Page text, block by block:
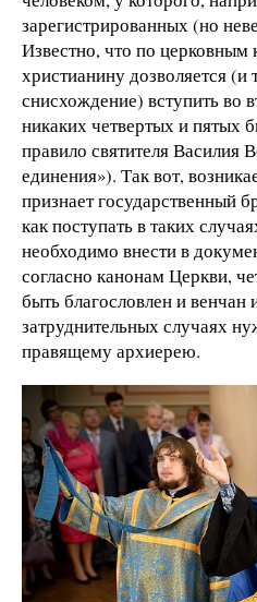
зарегистрированных (но
Известно, что по
христианину дозволяется (и
снисхождение) вступить во
никаких четвертых и пятых
правило святителя Василия
единения»). Так вот,
признает государственный
как поступать в таких
необходимо внести в
согласно канонам Церкви,
быть благословлен и венчан
затруднительных случаях
правящему архиерею.